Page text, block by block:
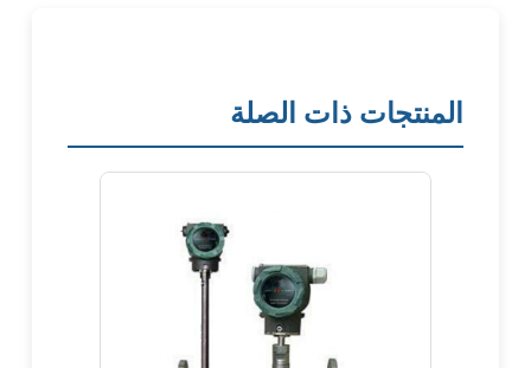
المنتجات ذات الصلة